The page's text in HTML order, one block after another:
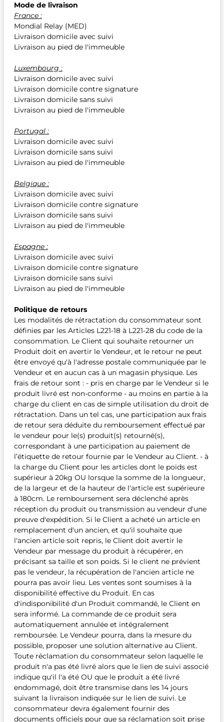
Mode de livraison
France :
Mondial Relay (MED)
Livraison domicile avec suivi
Livraison au pied de l'immeuble
Luxembourg :
Livraison domicile avec suivi
Livraison domicile contre signature
Livraison domicile sans suivi
Livraison au pied de l'immeuble
Portugal :
Livraison domicile avec suivi
Livraison domicile sans suivi
Livraison au pied de l'immeuble
Belgique :
Livraison domicile avec suivi
Livraison domicile contre signature
Livraison domicile sans suivi
Livraison au pied de l'immeuble
Espagne :
Livraison domicile avec suivi
Livraison domicile contre signature
Livraison domicile sans suivi
Livraison au pied de l'immeuble
Politique de retours
Les modalités de rétractation du consommateur sont
définies par les Articles L221-18 à L221-28 du code de la
consommation. Le Client qui souhaite retourner un
Produit doit en avertir le Vendeur, et le retour ne peut
être envoyé qu'à l'adresse postale communiquée par le
Vendeur et en aucun cas à un magasin physique. Les
frais de retour sont : - pris en charge par le Vendeur si le
produit livré est non-conforme - au moins en partie à la
charge du client en cas de simple utilisation du droit de
rétractation. Dans un tel cas, une participation aux frais
de retour sera déduite du remboursement effectué par
le vendeur pour le(s) produit(s) retourné(s),
correspondant à une participation au paiement de
l’étiquette de retour fournie par le Vendeur au Client. - à
la charge du Client pour les articles dont le poids est
supérieur à 20kg OU lorsque la somme de la longueur,
de la largeur et de la hauteur de l'article est supérieure
à 180cm. Le remboursement sera déclenché après
réception du produit ou transmission au vendeur d'une
preuve d'expédition. Si le Client a acheté un article en
remplacement d'un ancien, et qu'il souhaite que
l'ancien article soit repris, le Client doit avertir le
Vendeur par message du produit à récupérer, en
précisant sa taille et son poids. Si le client ne prévient
pas le vendeur, la récupération de l'ancien article ne
pourra pas avoir lieu. Les ventes sont soumises à la
disponibilité effective du Produit. En cas
d'indisponibilité d'un Produit commandé, le Client en
sera informé. La commande de ce produit sera
automatiquement annulée et intégralement
remboursée. Le Vendeur pourra, dans la mesure du
possible, proposer une solution alternative au Client.
Toute réclamation du consommateur selon laquelle le
produit n'a pas été livré alors que le lien de suivi associé
indique qu'il l'a été OU que le produit a été livré
endommagé, doit être transmise dans les 14 jours
suivant la livraison indiquée sur le lien de suivi. Le
consommateur devra également fournir des
documents officiels pour que sa réclamation soit prise